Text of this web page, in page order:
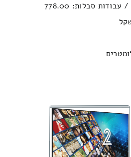
נפח הובלה (חפצים) : 9.71м³ / משקל : 569 קילוגרם / עבודות סבלות: 778.00